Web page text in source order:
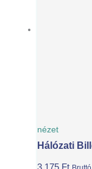
nézet
Hálózati